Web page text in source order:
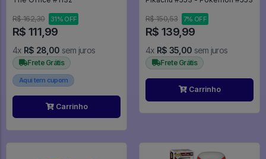
R$ 162,30 31% OFF
R$ 111,99
4x R$ 28,00 sem juros
Frete Grátis
Aqui tem cupom
Carrinho
R$ 150,53 7% OFF
R$ 139,99
4x R$ 35,00 sem juros
Frete Grátis
Carrinho